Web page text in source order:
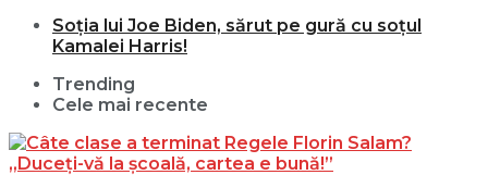
Soția lui Joe Biden, sărut pe gură cu soțul
Kamalei Harris!
Trending
Cele mai recente